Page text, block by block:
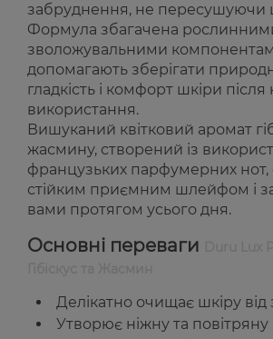
забруднення, не пересушуючи
Формула збагачена
зволожувальними
допомагають зберігати
гладкість і комфорт шкіри
використання.
Вишуканий квітковий аромат
жасмину, створений із
французьких парфумерних нот,
стійким приємним шлейфом і
вами протягом усього дня.
Основні переваги
Делікатно очищає шкіру
Утворює ніжну та повітряну